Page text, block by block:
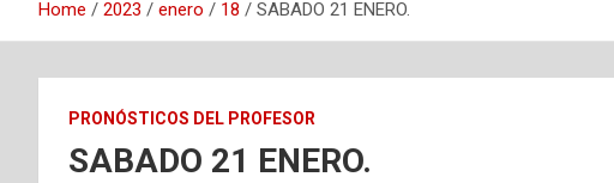
Home 2023 enero 18 SABADO 21 ENERO.
PRONÓSTICOS DEL PROFESOR
SABADO 21 ENERO.